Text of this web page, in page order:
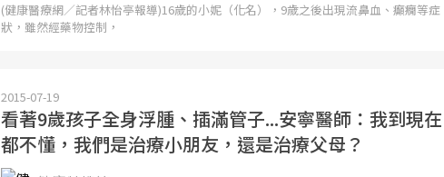
(健康醫療網／記者林怡亭報導)16歲的小妮（化名），9歲之後出現流鼻血、癲癇等症
狀，雖然經藥物控制，
2015-07-19
看著9歲孩子全身浮腫、插滿管子...安寧醫師：我到現在
都不懂，我們是治療小朋友，還是治療父母？